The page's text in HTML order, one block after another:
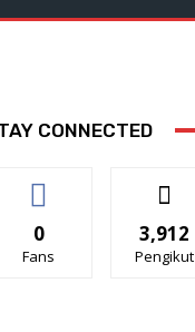
CONNECTED
0
Fans
3,912
Pengikut